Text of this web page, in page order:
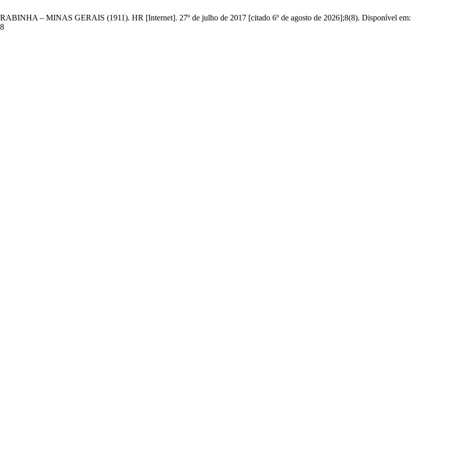
– MINAS GERAIS (1911). HR [Internet]. 27º de julho de 2017 [citado 6º de agosto de 2026];8(8). Disponível em: